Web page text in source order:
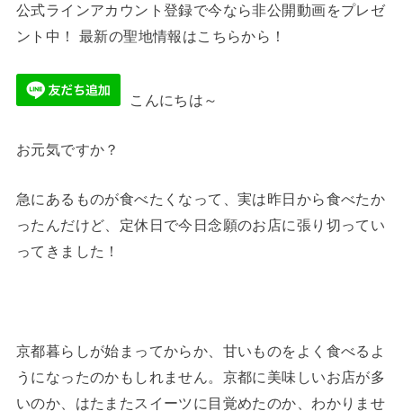
公式ラインアカウント登録で今なら非公開動画をプレゼ
ント中！ 最新の聖地情報はこちらから！
こんにちは～
お元気ですか？
急にあるものが食べたくなって、実は昨日から食べたか
ったんだけど、定休日で今日念願のお店に張り切ってい
ってきました！
京都暮らしが始まってからか、甘いものをよく食べるよ
うになったのかもしれません。京都に美味しいお店が多
いのか、はたまたスイーツに目覚めたのか、わかりませ